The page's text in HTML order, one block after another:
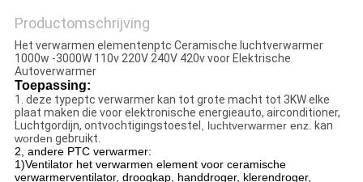
Productomschrijving
Het verwarmen elementenptc Ceramische luchtverwarmer
1000w -3000W 110v 220V 240V 420v voor Elektrische
Autoverwarmer
Toepassing:
1. deze typeptc verwarmer kan tot grote macht tot 3KW elke
plaat maken die voor elektronische energieauto, airconditioner,
Luchtgordijn, ontvochtigingstoestel , luchtverwarmer enz. kan
worden gebruikt.
2, andere PTC verwarmer:
1)Ventilator het verwarmen element voor ceramische
verwarmerventilator, droogkap, handdroger, klerendroger,